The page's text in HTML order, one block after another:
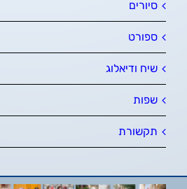
סיורים
ספורט
שיח ודיאלוג
שפות
תקשורת